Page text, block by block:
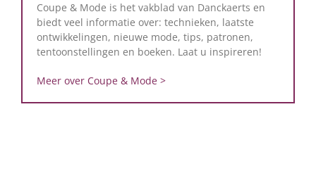
Coupe & Mode is het vakblad van Danckaerts en
biedt veel informatie over: technieken, laatste
ontwikkelingen, nieuwe mode, tips, patronen,
tentoonstellingen en boeken. Laat u inspireren!
Meer over Coupe & Mode >